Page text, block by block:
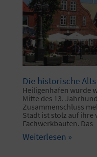
Die historische
Heiligenhafen wurde
Mitte des 13.
Zusammenschluss
Stadt ist stolz auf ihre
Fachwerkbauten. Das
Weiterlesen »